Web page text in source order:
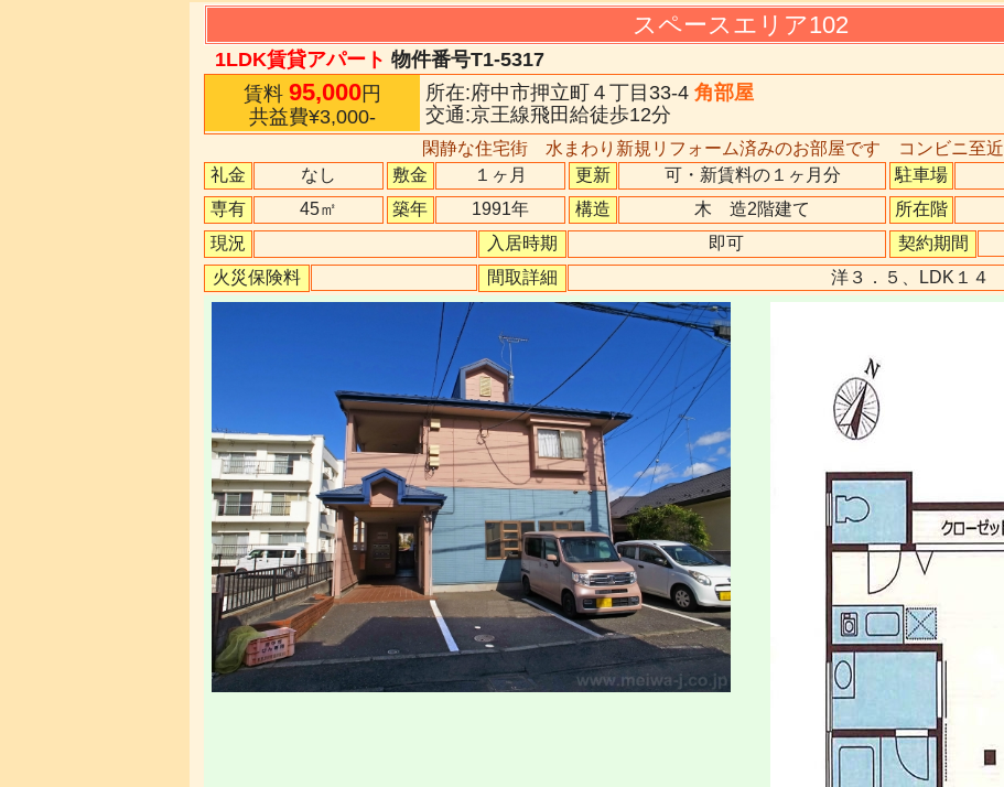
スペースエリア102
1LDK賃貸アパート 物件番号T1-5317
賃料95,000円
共益費¥3,000-
所在:府中市押立町４丁目33-4 角部屋
交通:京王線飛田給徒歩12分
閑静な住宅街 水まわり新規リフォーム済みのお部屋です コンビニ至近
礼金
なし 敷金 １ヶ月 更新 可・新賃料の１ヶ月分 駐車場
専有
45㎡ 築年 1991年 構造 木 造2階建て 所在階
現況
入居時期 即可 契約期間
火災保険料
間取詳細 洋３．５、LDK１４